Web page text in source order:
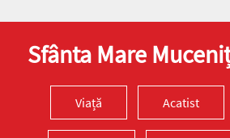
Preia articolele
Sfânta Mare
Viață Acatist